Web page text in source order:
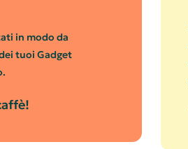
in modo da
tuoi Gadget